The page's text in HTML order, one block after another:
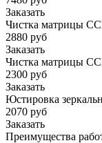
Заказать
Чистка матрицы
2880 руб
Заказать
Чистка матрицы
2300 руб
Заказать
Юстировка
2070 руб
Заказать
Преимущества